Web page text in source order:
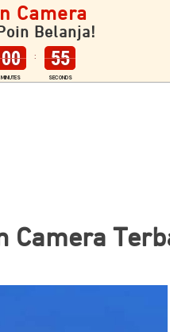
Camera
Camera
Belanja!
00
MINUTES
: 54
SECONDS